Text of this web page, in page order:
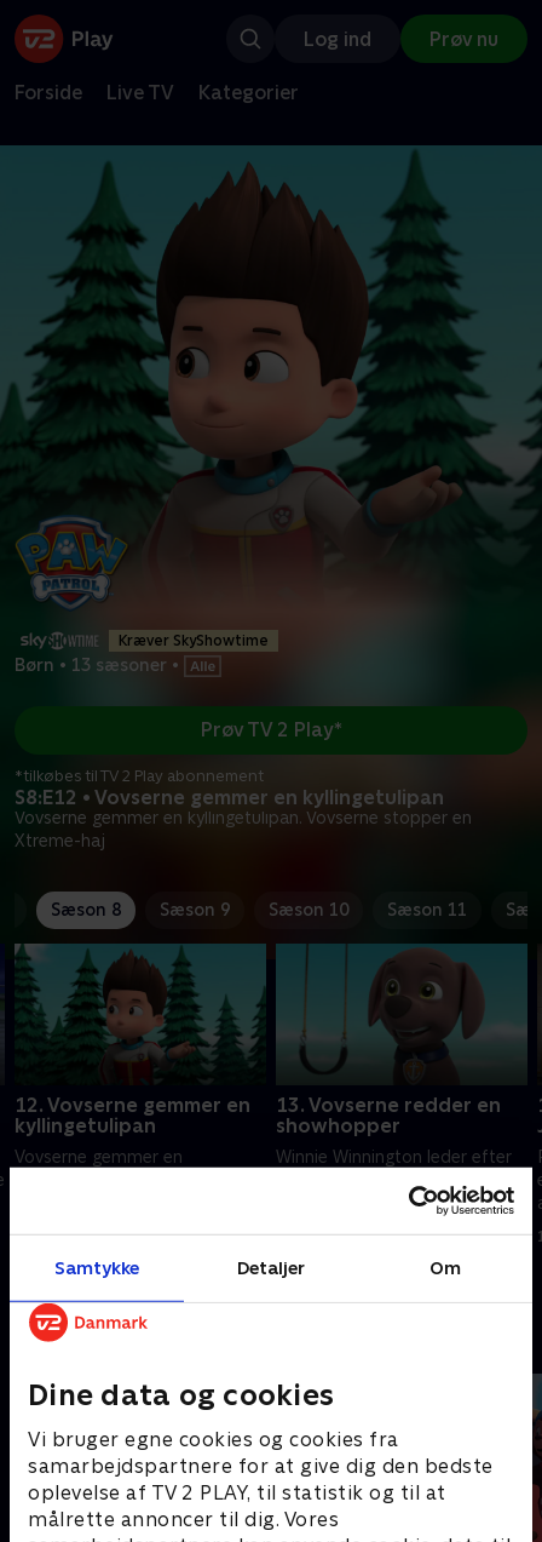
Samtykke Detaljer Om
Dine data og cookies
Vi bruger egne cookies og cookies fra
samarbejdspartnere for at give dig den bedste
oplevelse af TV 2 PLAY, til statistik og til at
målrette annoncer til dig. Vores
Log ind Prøv nu
Forside Live TV Kategorier
Kræver SkyShowtime
Børn • 13 sæsoner •
S8:E12 • Vovserne gemmer en kyllingetulipan
Vovserne gemmer en kyllingetulipan. Vovserne stopper en
Xtreme-haj
Prøv TV 2 Play*
*tilkøbes til TV 2 Play abonnement
Sæson 8 Sæson 9 Sæson 10 Sæson 11
12. Vovserne gemmer en
kyllingetulipan
Vovserne gemmer en
1. januar 2023 • 22 min
13. Vovserne redder en
showhopper
Winnie Winnington leder efter
Andre så også